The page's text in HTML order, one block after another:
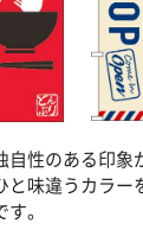
性のある印
味違うカラ
。